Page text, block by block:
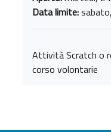
Data limite:
Attività Scratch o
corso volontarie